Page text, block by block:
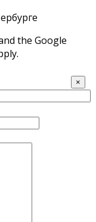
the Google
×